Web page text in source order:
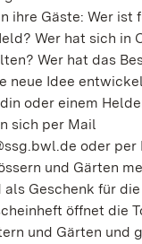
ihre Gäste: Wer ist
Wer hat sich in
Wer hat das
neue Idee
oder einem
sich per Mail
oder per
und Gärten
als Geschenk für
öffnet die
und Gärten und